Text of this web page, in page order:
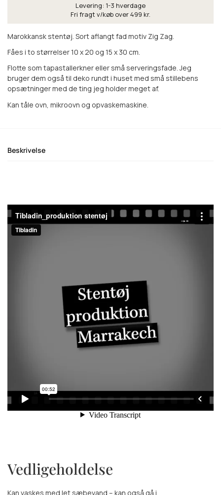
Levering: 1-3 hverdage
Fri fragt v/køb over 499 kr.
Marokkansk stentøj. Sort aflangt fad motiv Zig Zag.
Fåes i to størrelser 10 x 20 og 15 x 30 cm.
Flotte som tapastallerkner eller små serveringsfade. Jeg
bruger dem også til deko rundt i huset med små stillebens
opsætninger med de ting jeg holder meget af.
Kan tåle ovn, mikroovn og opvaskemaskine.
Beskrivelse
Vedligeholdelse
Kan vaskes med let sæbevand – kan også gå i